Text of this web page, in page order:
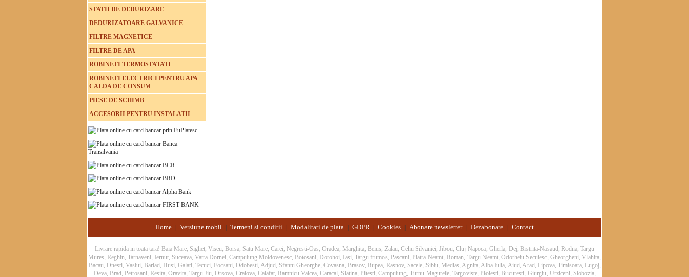
STATII DE DEDURIZARE
DEDURIZATOARE GALVANICE
FILTRE MAGNETICE
FILTRE DE APA
ROBINETI TERMOSTATATI
ROBINETI ELECTRICI PENTRU APA
CALDA DE CONSUM
PIESE DE SCHIMB
ACCESORII PENTRU INSTALATII
Home Versiune mobil Termeni si conditii Modalitati de plata GDPR Cookies Abonare newsletter Dezabonare Contact
Livrare rapida in toata tara! Baia Mare, Sighet, Viseu, Borsa, Satu Mare, Carei, Negresti-Oas, Oradea, Marghita, Beius, Zalau, Cehu Silvaniei, Jibou, Cluj Napoca, Gherla, Dej, Bistrita-Nasaud, Rodna, Targu
Mures, Reghin, Tarnaveni, Iernut, Suceava, Vatra Dornei, Campulung Moldovenesc, Botosani, Dorohoi, Iasi, Targu frumos, Pascani, Piatra Neamt, Roman, Targu Neamt, Odorheiu Secuiesc, Gheorgheni, Vlahita,
Bacau, Onesti, Vaslui, Barlad, Husi, Galati, Tecuci, Focsani, Odobesti, Adjud, Sfantu Gheorghe, Covasna, Brasov, Rupea, Rasnov, Sacele, Sibiu, Medias, Agnita, Alba Iulia, Aiud, Arad, Lipova, Timisoara, Lugoj,
Deva, Brad, Petrosani, Resita, Oravita, Targu Jiu, Orsova, Craiova, Calafat, Ramnicu Valcea, Caracal, Slatina, Pitesti, Campulung, Turnu Magurele, Targoviste, Ploiesti, Bucuresti, Giurgiu, Urziceni, Slobozia,